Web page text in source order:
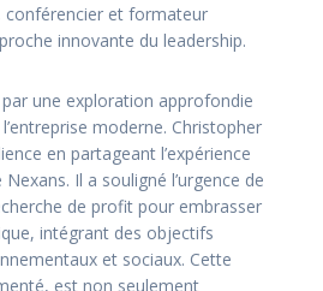
conférencier et formateur
innovante du leadership.
une exploration approfondie
moderne. Christopher
en partageant l’expérience
Il a souligné l’urgence de
de profit pour embrasser
intégrant des objectifs
et sociaux. Cette
est non seulement